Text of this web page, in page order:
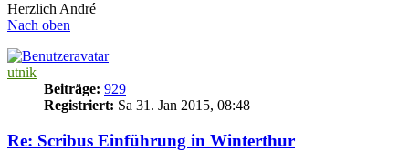
Herzlich André
Nach oben
utnik
Beiträge: 929
Registriert: Sa 31. Jan 2015, 08:48
Re: Scribus Einführung in Winterthur